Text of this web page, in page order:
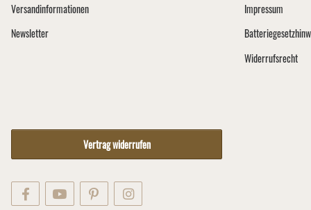
Versandinformationen
Newsletter
Impressum
Widerrufsrecht
Vertrag widerrufen